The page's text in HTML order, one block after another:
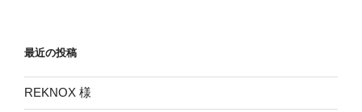
ー
シ
ョ
最近の投稿
REKNOX 様